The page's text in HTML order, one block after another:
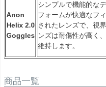
Anon
Helix 2.0
Goggles
シンプルで機能的な
フォームが快適なフ
されたレンズで、視
ンズは耐傷性が高く
維持します。
商品一覧